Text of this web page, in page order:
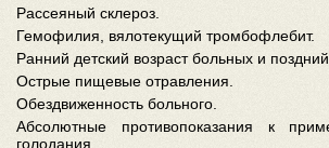
Рассеяный склероз.
Гемофилия, вялотекущий тромбофлебит.
Ранний детский возраст больных и поздний
Острые пищевые отравления.
Обездвиженность больного.
Абсолютные противопоказания к
голодания.